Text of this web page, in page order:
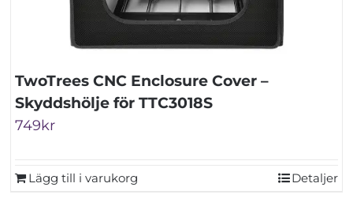
TwoTrees CNC Enclosure Cover –
Skyddshölje för TTC3018S
749kr
Lägg till i varukorg Detaljer